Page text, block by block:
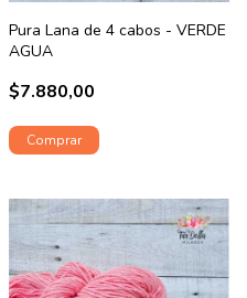
Pura Lana de 4 cabos - VERDE
AGUA
$7.880,00